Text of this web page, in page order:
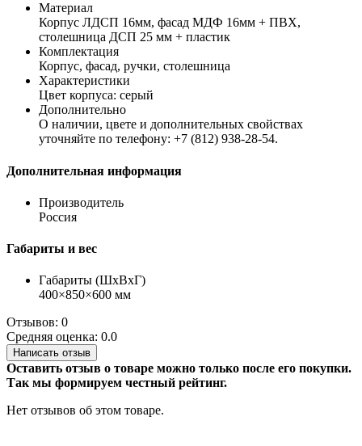
Материал
Корпус ЛДСП 16мм, фасад МДФ 16мм + ПВХ,
столешница ДСП 25 мм + пластик
Комплектация
Корпус, фасад, ручки, столешница
Характеристики
Цвет корпуса: серый
Дополнительно
О наличии, цвете и дополнительных свойствах
уточняйте по телефону: +7 (812) 938-28-54.
Дополнительная информация
Производитель
Россия
Габариты и вес
Габариты (ШхВхГ)
400×850×600 мм
Отзывов: 0
Средняя оценка: 0.0
Написать отзыв
Оставить отзыв о товаре можно только после его покупки.
Так мы формируем честный рейтинг.
Нет отзывов об этом товаре.